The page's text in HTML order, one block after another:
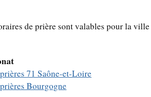
de prière sont valables pour la
71 Saône-et-Loire
Bourgogne